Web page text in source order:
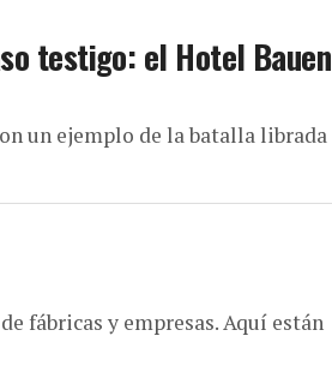
testigo: el Hotel Bauen
un ejemplo de la batalla librada
fábricas y empresas. Aquí están